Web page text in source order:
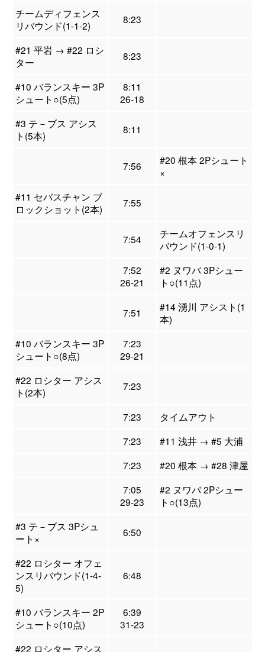
チームディフェンス
リバウンド(1-1-2)
8:23
#21 平岩 → #22 ロシ
ター
8:23
#10 バランスキー 3P
シュート○(5点)
8:11
26-18
#3 テ－ブス アシス
ト(5本)
8:11
7:56
#20 根本 2Pシュート
×
#11 セバスチャン ブ
ロックショット(2本)
7:55
7:54
チームオフェンスリ
バウンド(1-0-1)
7:52
26-21
#2 ヌワバ 3Pシュー
ト○(11点)
7:51
#14 湧川 アシスト(1
本)
#10 バランスキー 3P
シュート○(8点)
7:23
29-21
#22 ロシター アシス
ト(2本)
7:23
7:23
タイムアウト
7:23
#11 浅井 → #5 大浦
7:23
#20 根本 → #28 津屋
7:05
29-23
#2 ヌワバ 2Pシュー
ト○(13点)
#3 テ－ブス 3Pシュ
ート×
6:50
#22 ロシター オフェ
ンスリバウンド(1-4-
5)
6:48
#10 バランスキー 2P
シュート○(10点)
6:39
31-23
#22 ロシター アシス